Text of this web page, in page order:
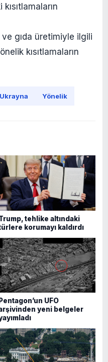
ve gıda üretimiyle ilgili
kısıtlamaların
Ukrayna Yönelik
tehlike altındaki
korumayı kaldırdı
Pentagon’un UFO
yeni belgeler